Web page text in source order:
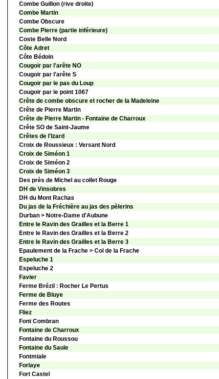
Combe Guillon (rive droite)
Combe Martin
Combe Obscure
Combe Pierre (partie inférieure)
Coste Belle Nord
Côte Adret
Côte Bédoin
Cougoir par l'arête NO
Cougoir par l'arête S
Cougoir par le pas du Loup
Cougoir par le point 1067
Crête de combe obscure et rocher de la Madeleine
Crête de Pierre Martin
Crête de Pierre Martin - Fontaine de Charroux
Crête SO de Saint-Jaume
Crêtes de l'Izard
Croix de Roussieux : Versant Nord
Croix de Siméon 1
Croix de Siméon 2
Croix de Siméon 3
Des près de Michel au collet Rouge
DH de Vinsobres
DH du Mont Rachas
Du jas de la Fréchière au jas des pèlerins
Durban > Notre-Dame d'Aubune
Entre le Ravin des Grailles et la Berre 1
Entre le Ravin des Grailles et la Berre 2
Entre le Ravin des Grailles et la Berre 3
Epaulement de la Frache > Col de la Frache
Espeluche 1
Espeluche 2
Favier
Ferme Brézil : Rocher Le Pertus
Ferme de Bluye
Ferme des Routes
Fliez
Font Combran
Fontaine de Charroux
Fontaine du Roussou
Fontaine du Saule
Fontmiale
Forlaye
Fort Castel